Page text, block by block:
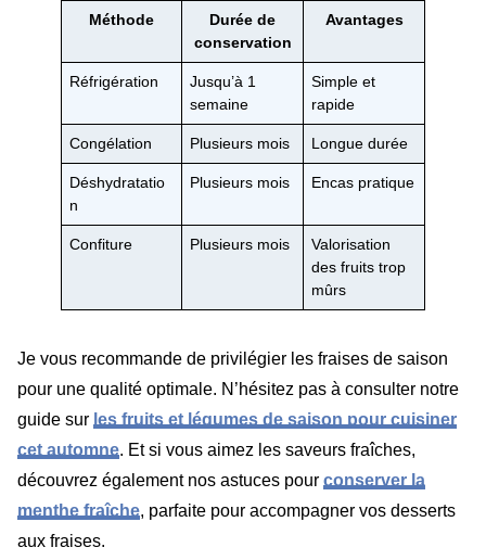
Méthode
Durée de
conservation
Avantages
Réfrigération
Jusqu’à 1
semaine
Simple et
rapide
Congélation Plusieurs mois Longue durée
Déshydratatio
n
Plusieurs mois Encas pratique
Confiture Plusieurs mois
Valorisation
des fruits trop
mûrs
Je vous recommande de privilégier les fraises de saison
pour une qualité optimale. N’hésitez pas à consulter notre
guide sur les fruits et légumes de saison pour cuisiner
cet automne. Et si vous aimez les saveurs fraîches,
découvrez également nos astuces pour conserver la
menthe fraîche, parfaite pour accompagner vos desserts
aux fraises.